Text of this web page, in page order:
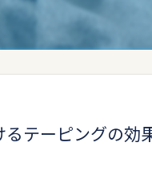
るテーピングの効